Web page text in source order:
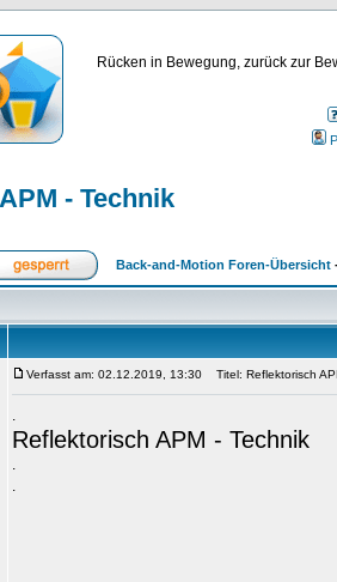
Rücken in Bewegung, zurück zur
- Technik
Back-and-Motion Foren-Übersicht
Verfasst am: 02.12.2019, 13:30 Titel: Reflektorisch
.
Reflektorisch APM - Technik
.
.